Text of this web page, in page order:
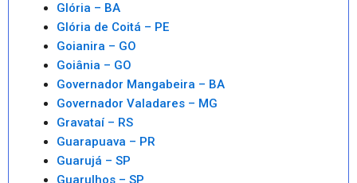
Glória – BA
Glória de Coitá – PE
Goianira – GO
Goiânia – GO
Governador Mangabeira – BA
Governador Valadares – MG
Gravataí – RS
Guarapuava – PR
Guarujá – SP
Guarulhos – SP